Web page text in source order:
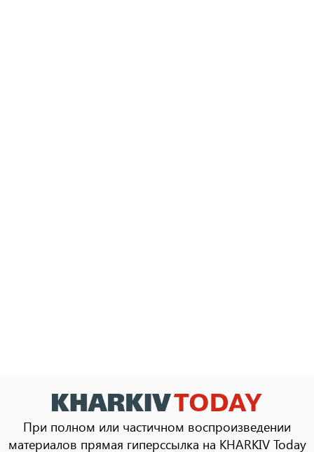
При полном или частичном воспроизведении
материалов прямая гиперссылка на KHARKIV Today